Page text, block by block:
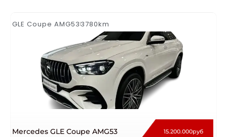
GLE Coupe AMG53 3780km
Mercedes GLE Coupe AMG53 15.200.000руб